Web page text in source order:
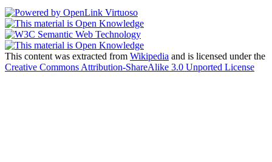
This content was extracted from Wikipedia and is licensed under the
Creative Commons Attribution-ShareAlike 3.0 Unported License